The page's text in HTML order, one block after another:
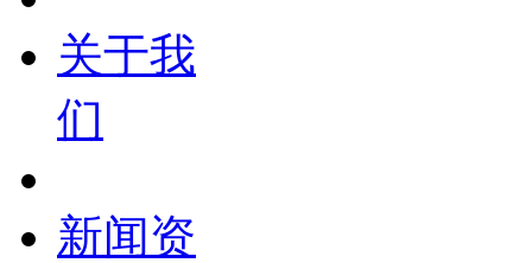
关于我
们
新闻资